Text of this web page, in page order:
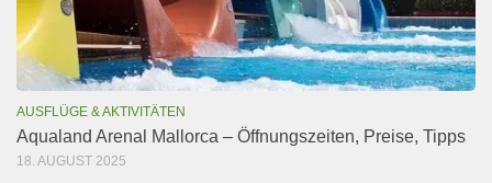
AUSFLÜGE & AKTIVITÄTEN
Aqualand Arenal Mallorca – Öffnungszeiten, Preise, Tipps
18. AUGUST 2025